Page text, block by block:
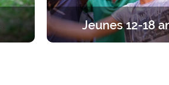
Jeunes 12-18